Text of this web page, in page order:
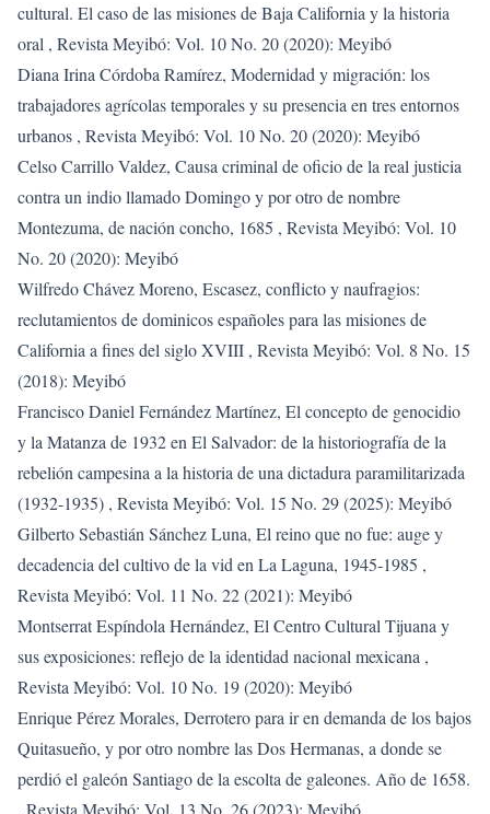
cultural. El caso de las misiones de Baja California y la historia
oral , Revista Meyibó: Vol. 10 No. 20 (2020): Meyibó
Diana Irina Córdoba Ramírez, Modernidad y migración: los
trabajadores agrícolas temporales y su presencia en tres entornos
urbanos , Revista Meyibó: Vol. 10 No. 20 (2020): Meyibó
Celso Carrillo Valdez, Causa criminal de oficio de la real justicia
contra un indio llamado Domingo y por otro de nombre
Montezuma, de nación concho, 1685 , Revista Meyibó: Vol. 10
No. 20 (2020): Meyibó
Wilfredo Chávez Moreno, Escasez, conflicto y naufragios:
reclutamientos de dominicos españoles para las misiones de
California a fines del siglo XVIII , Revista Meyibó: Vol. 8 No. 15
(2018): Meyibó
Francisco Daniel Fernández Martínez, El concepto de genocidio
y la Matanza de 1932 en El Salvador: de la historiografía de la
rebelión campesina a la historia de una dictadura paramilitarizada
(1932-1935) , Revista Meyibó: Vol. 15 No. 29 (2025): Meyibó
Gilberto Sebastián Sánchez Luna, El reino que no fue: auge y
decadencia del cultivo de la vid en La Laguna, 1945-1985 ,
Revista Meyibó: Vol. 11 No. 22 (2021): Meyibó
Montserrat Espíndola Hernández, El Centro Cultural Tijuana y
sus exposiciones: reflejo de la identidad nacional mexicana ,
Revista Meyibó: Vol. 10 No. 19 (2020): Meyibó
Enrique Pérez Morales, Derrotero para ir en demanda de los bajos
Quitasueño, y por otro nombre las Dos Hermanas, a donde se
perdió el galeón Santiago de la escolta de galeones. Año de 1658.